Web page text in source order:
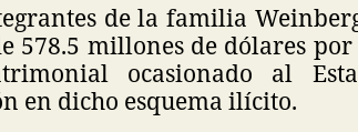
de la familia
578.5 millones de dólares
ocasionado al
en dicho esquema ilícito.